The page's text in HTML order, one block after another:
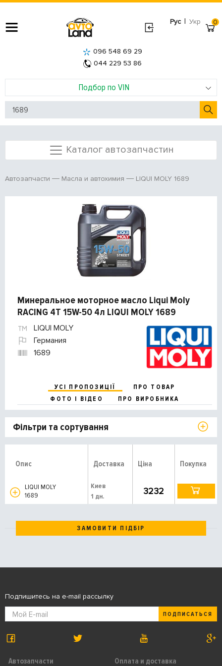
Рус | Укр
Подбор по VIN
096 548 69 29
044 229 53 86
0
Каталог автозапчастин
Автозапчасти Масла и автохимия LIQUI MOLY 1689
Минеральное моторное масло Liqui Moly
RACING 4T 15W-50 4л LIQUI MOLY 1689
LIQUI MOLY
Германия
1689
УСІ ПРОПОЗИЦІЇ
ПРО ТОВАР
ФОТО І ВІДЕО
ПРО ВИРОБНИКА
Фільтри та сортування
Опис Доставка Ціна Покупка
LIQUI MOLY
1689
Киев
1 дн.
3232
ЗАМОВИТИ ПІДБІР
Автозапчасти Оплата и доставка
Подпишитесь на e-mail рассылку
ПОДПИСАТЬСЯ